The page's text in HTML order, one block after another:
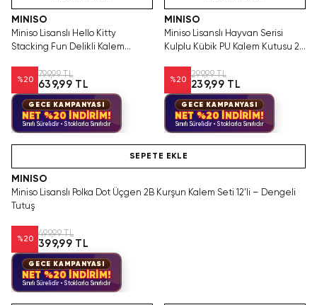
MINISO
Miniso Lisanslı Hello Kitty
Stacking Fun Delikli Kalem
%20
799,99 TL
639,99 TL
GECE KAMPANYASI
NET %20 İNDİRİM!
Sınırlı Sürelidir • Stoklarla Sınırlıdır
MINISO
Miniso Lisanslı Hayvan Serisi
Kulplu Kübik PU Kalem Kutusu 20
%20
299,99 TL
239,99 TL
GECE KAMPANYASI
NET %20 İNDİRİM!
Sınırlı Sürelidir • Stoklarla Sınırlıdır
SEPETE EKLE
MINISO
Miniso Lisanslı Polka Dot Üçgen 2B Kurşun Kalem Seti 12’li – Dengeli
Tutuş
%20
499,99 TL
399,99 TL
GECE KAMPANYASI
NET %20 İNDİRİM!
Sınırlı Sürelidir • Stoklarla Sınırlıdır